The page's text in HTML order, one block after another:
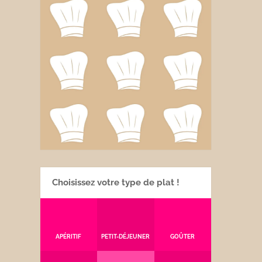
Choisissez votre type de plat !
APÉRITIF PETIT-DÉJEUNER GOÛTER